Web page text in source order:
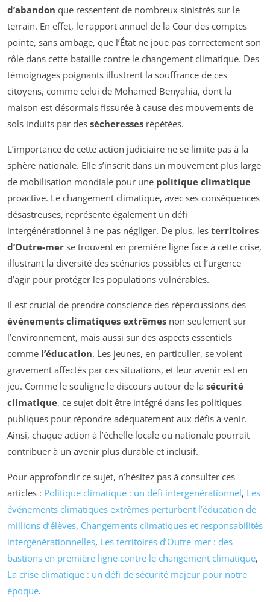
d’abandon que ressentent de nombreux sinistrés sur le
terrain. En effet, le rapport annuel de la Cour des comptes
pointe, sans ambage, que l’État ne joue pas correctement son
rôle dans cette bataille contre le changement climatique. Des
témoignages poignants illustrent la souffrance de ces
citoyens, comme celui de Mohamed Benyahia, dont la
maison est désormais fissurée à cause des mouvements de
sols induits par des sécheresses répétées.
L’importance de cette action judiciaire ne se limite pas à la
sphère nationale. Elle s’inscrit dans un mouvement plus large
de mobilisation mondiale pour une politique climatique
proactive. Le changement climatique, avec ses conséquences
désastreuses, représente également un défi
intergénérationnel à ne pas négliger. De plus, les territoires
d’Outre-mer se trouvent en première ligne face à cette crise,
illustrant la diversité des scénarios possibles et l’urgence
d’agir pour protéger les populations vulnérables.
Il est crucial de prendre conscience des répercussions des
événements climatiques extrêmes non seulement sur
l’environnement, mais aussi sur des aspects essentiels
comme l’éducation. Les jeunes, en particulier, se voient
gravement affectés par ces situations, et leur avenir est en
jeu. Comme le souligne le discours autour de la sécurité
climatique, ce sujet doit être intégré dans les politiques
publiques pour répondre adéquatement aux défis à venir.
Ainsi, chaque action à l’échelle locale ou nationale pourrait
contribuer à un avenir plus durable et inclusif.
Pour approfondir ce sujet, n’hésitez pas à consulter ces
articles : Politique climatique : un défi intergénérationnel, Les
événements climatiques extrêmes perturbent l’éducation de
millions d’élèves, Changements climatiques et responsabilités
intergénérationnelles, Les territoires d’Outre-mer : des
bastions en première ligne contre le changement climatique,
La crise climatique : un défi de sécurité majeur pour notre
époque.